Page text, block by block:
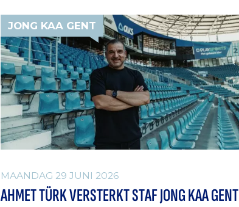
JONG KAA GENT
MAANDAG 29 JUNI 2026
AHMET TÜRK VERSTERKT STAF JONG KAA GENT